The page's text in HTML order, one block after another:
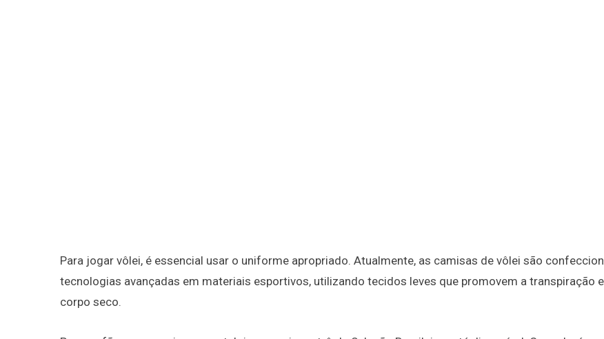
Para jogar vôlei, é essencial usar o uniforme apropriado. Atualmente, as camisas de vôlei são
tecnologias avançadas em materiais esportivos, utilizando tecidos leves que promovem a transpiração
corpo seco.